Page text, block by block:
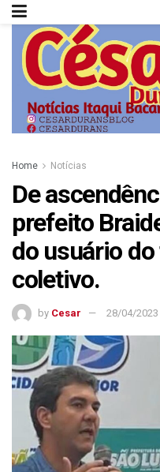
Home Notícias
De
prefeito
do usuário
coletivo.
by Cesar 28/04/2023